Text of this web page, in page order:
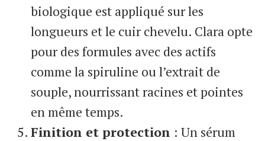
biologique est appliqué sur les
longueurs et le cuir chevelu. Clara opte
pour des formules avec des actifs
comme la spiruline ou l’extrait de
souple, nourrissant racines et pointes
en même temps.
Finition et protection : Un sérum